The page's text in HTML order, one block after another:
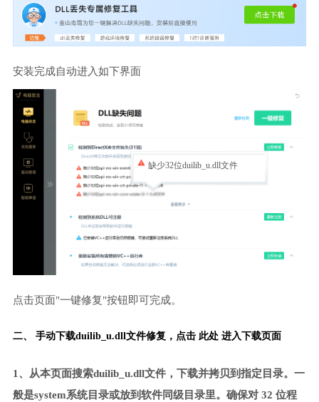
安装完成自动进入如下界面
缺少32位duilib_u.dll文件
点击页面"一键修复"按钮即可完成。
二、 手动下载duilib_u.dll文件修复， 点击 此处 进入下载页面
1、从本页面搜索duilib_u.dll文件，下载并拷贝到指定目录。一
般是system系统目录或放到软件同级目录里。确保对 32 位程